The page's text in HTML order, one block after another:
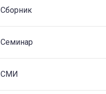
Сборник
Семинар
СМИ